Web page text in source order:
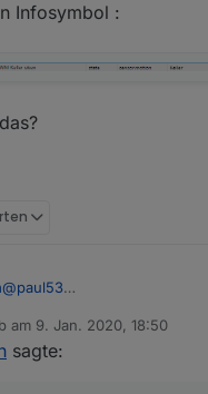
liefert bei einem Leerstring
Infosymbol :
@paul53
neuen Datenpunkt ein
am 9. Jan. 2020, 18:50
editiert von
sagte: